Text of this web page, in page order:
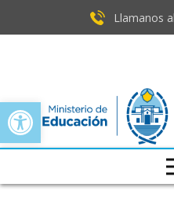
Open toolbar
Llamanos